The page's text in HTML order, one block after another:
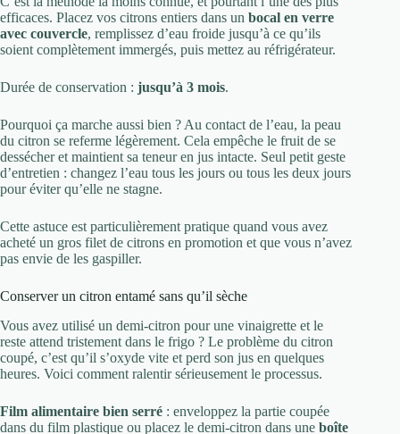
efficaces. Placez vos citrons entiers dans un bocal en verre
avec couvercle, remplissez d’eau froide jusqu’à ce qu’ils
soient complètement immergés, puis mettez au réfrigérateur.
Durée de conservation : jusqu’à 3 mois.
Pourquoi ça marche aussi bien ? Au contact de l’eau, la peau
du citron se referme légèrement. Cela empêche le fruit de se
dessécher et maintient sa teneur en jus intacte. Seul petit geste
d’entretien : changez l’eau tous les jours ou tous les deux jours
pour éviter qu’elle ne stagne.
Cette astuce est particulièrement pratique quand vous avez
acheté un gros filet de citrons en promotion et que vous n’avez
pas envie de les gaspiller.
Conserver un citron entamé sans qu’il sèche
Vous avez utilisé un demi-citron pour une vinaigrette et le
reste attend tristement dans le frigo ? Le problème du citron
coupé, c’est qu’il s’oxyde vite et perd son jus en quelques
heures. Voici comment ralentir sérieusement le processus.
Film alimentaire bien serré : enveloppez la partie coupée
dans du film plastique ou placez le demi-citron dans une boîte